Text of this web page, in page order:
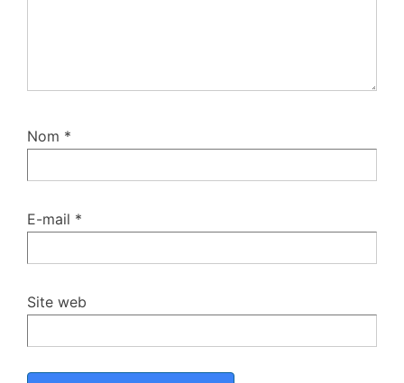
Nom *
E-mail *
Site web